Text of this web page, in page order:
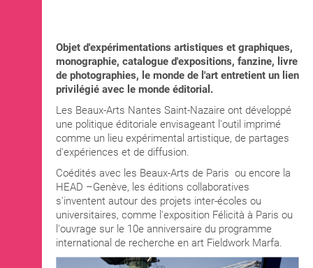
Objet d'expérimentations artistiques et graphiques,
monographie, catalogue d'expositions, fanzine, livre
de photographies, le monde de l'art entretient un lien
privilégié avec le monde éditorial.
Les Beaux-Arts Nantes Saint-Nazaire ont développé
une politique éditoriale envisageant l'outil imprimé
comme un lieu expérimental artistique, de partages
d'expériences et de diffusion.
Coédités avec les Beaux-Arts de Paris ou encore la
HEAD –Genève, les éditions collaboratives
s'inventent autour des projets inter-écoles ou
universitaires, comme l'exposition Félicità à Paris ou
l'ouvrage sur le 10e anniversaire du programme
international de recherche en art Fieldwork Marfa.